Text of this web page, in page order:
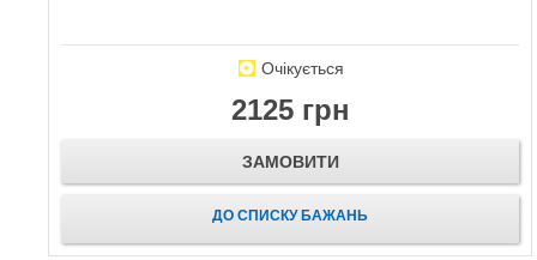
Очікується
2125 грн
ЗАМОВИТИ
ДО СПИСКУ БАЖАНЬ